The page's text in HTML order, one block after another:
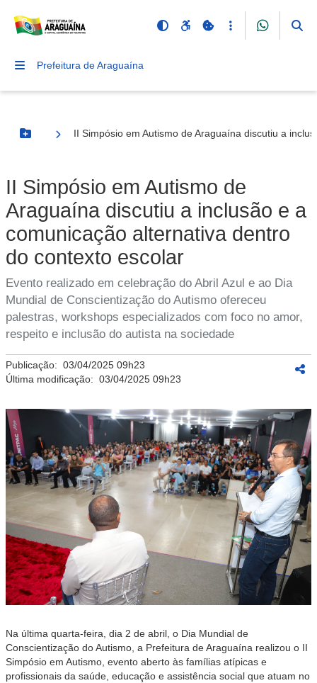
Prefeitura de Araguaína
Botão Menu
II Simpósio em Autismo de Araguaína discutiu a
II Simpósio em Autismo de
Araguaína discutiu a inclusão e a
comunicação alternativa dentro
do contexto escolar
Evento realizado em celebração do Abril Azul e ao Dia
Mundial de Conscientização do Autismo ofereceu
palestras, workshops especializados com foco no amor,
respeito e inclusão do autista na sociedade
Publicação: 03/04/2025 09h23
Última modificação: 03/04/2025 09h23
Na última quarta-feira, dia 2 de abril, o Dia Mundial de
Conscientização do Autismo, a Prefeitura de Araguaína realizou o II
Simpósio em Autismo, evento aberto às famílias atípicas e
profissionais da saúde, educação e assistência social que atuam no